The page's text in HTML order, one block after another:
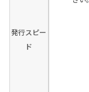
発行スピー
ド